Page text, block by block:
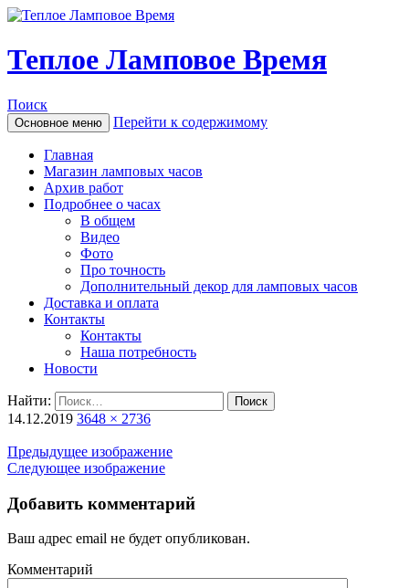
Теплое Ламповое Время
Поиск
Основное меню Перейти к содержимому
Главная
Магазин ламповых часов
Архив работ
Подробнее о часах
В общем
Видео
Фото
Про точность
Дополнительный декор для ламповых часов
Доставка и оплата
Контакты
Контакты
Наша потребность
Новости
Найти:
14.12.2019 3648 × 2736
Предыдущее изображение
Следующее изображение
Добавить комментарий
Ваш адрес email не будет опубликован.
Комментарий